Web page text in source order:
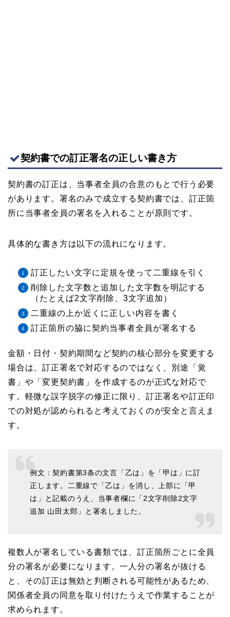
契約書での訂正署名の正しい書き方
契約書の訂正は、当事者全員の合意のもとで行う必要
があります。署名のみで成立する契約書では、訂正箇
所に当事者全員の署名を入れることが原則です。
具体的な書き方は以下の流れになります。
訂正したい文字に定規を使って二重線を引く
削除した文字数と追加した文字数を明記する
（たとえば2文字削除、3文字追加）
二重線の上か近くに正しい内容を書く
訂正箇所の脇に契約当事者全員が署名する
金額・日付・契約期間など契約の核心部分を変更する
場合は、訂正署名で対応するのではなく、別途「覚
書」や「変更契約書」を作成するのが正式な対応で
す。軽微な誤字脱字の修正に限り、訂正署名や訂正印
での対処が認められると考えておくのが安全と言えま
す。
例文：契約書第3条の文言「乙は」を「甲は」に訂
正します。二重線で「乙は」を消し、上部に「甲
は」と記載のうえ、当事者欄に「2文字削除2文字
追加 山田太郎」と署名しました。
複数人が署名している書類では、訂正箇所ごとに全員
分の署名が必要になります。一人分の署名が抜ける
と、その訂正は無効と判断される可能性があるため、
関係者全員の同意を取り付けたうえで作業することが
求められます。